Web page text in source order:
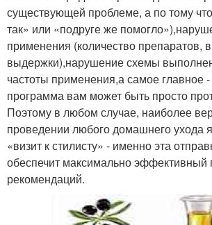
существующей проблеме, а по тому
так» или «подруге же
применения (количество препаратов,
выдержки),нарушение схемы
частоты применения,а самое главное
программа вам может быть просто
Поэтому в любом случае, наиболее
проведении любого домашнего ухода
«визит к стилисту» - именно эта
обеспечит максимально эффективный
рекомендаций.